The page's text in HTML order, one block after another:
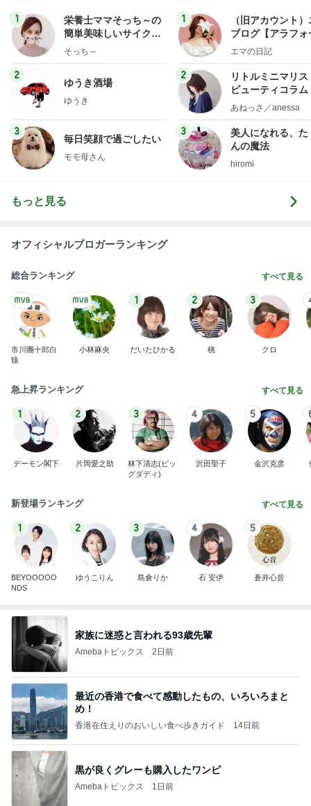
1
栄養士ママそっち～の
簡単美味しいサイクル
献立
そっち～
2
ゆうき酒場
ゆうき
3
毎日笑顔で過ごしたい
モモ母さん
1
（旧アカウント
ブログ【アラフォ
社売却セカンドラ
エマの日記
2
リトルミニマリス
ビューティコラ
little
あねっさ／anessa
3
美人になれる、た
んの魔法
hiromi
もっと見る
オフィシャルブロガーランキング
総合ランキング すべて見る
市川團十郎白
猿
小林麻央
1
だいたひかる
2
桃
3
クロ
急上昇ランキング すべて見る
1
デーモン閣下
2
片岡愛之助
3
林下清志(ビッ
グダディ)
4
沢田聖子
5
金沢克彦
新登場ランキング すべて見る
1
BEYOOOOO
NDS
2
ゆうこりん
3
島倉りか
4
石 安伊
5
蒼井心音
家族に迷惑と言われる93歳先輩
Amebaトピックス 2日前
最近の香港で食べて感動したもの、いろいろまと
め！
香港在住えりのおいしい食べ歩きガイド 14日前
黒が良くグレーも購入したワンピ
Amebaトピックス 1日前